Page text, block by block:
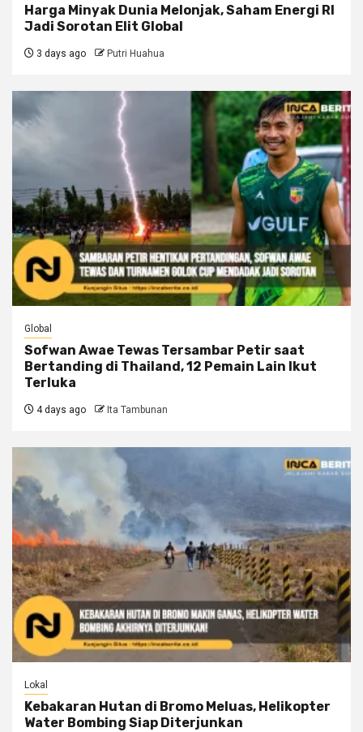
Harga Minyak Dunia Melonjak, Saham Energi RI
Jadi Sorotan Elit Global
3 days ago Putri Huahua
Global
Sofwan Awae Tewas Tersambar Petir saat
Bertanding di Thailand, 12 Pemain Lain Ikut
Terluka
4 days ago Ita Tambunan
Lokal
Kebakaran Hutan di Bromo Meluas, Helikopter
Water Bombing Siap Diterjunkan